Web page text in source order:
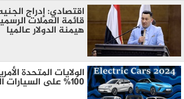
اقتصادي: إدراج
قائمة العملات
هيمنة الدولار عالميا
الولايات المتحدة
100% على السيارات الكهربائية الصينية